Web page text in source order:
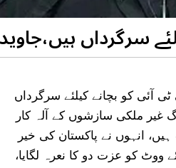
سرگرداں
آئی کو بچانے کیلئے سرگرداں
غیر ملکی سازشوں کے آلہ کار
انہوں نے پاکستان کی خیر
ووٹ کو عزت دو کا نعرہ لگایا،